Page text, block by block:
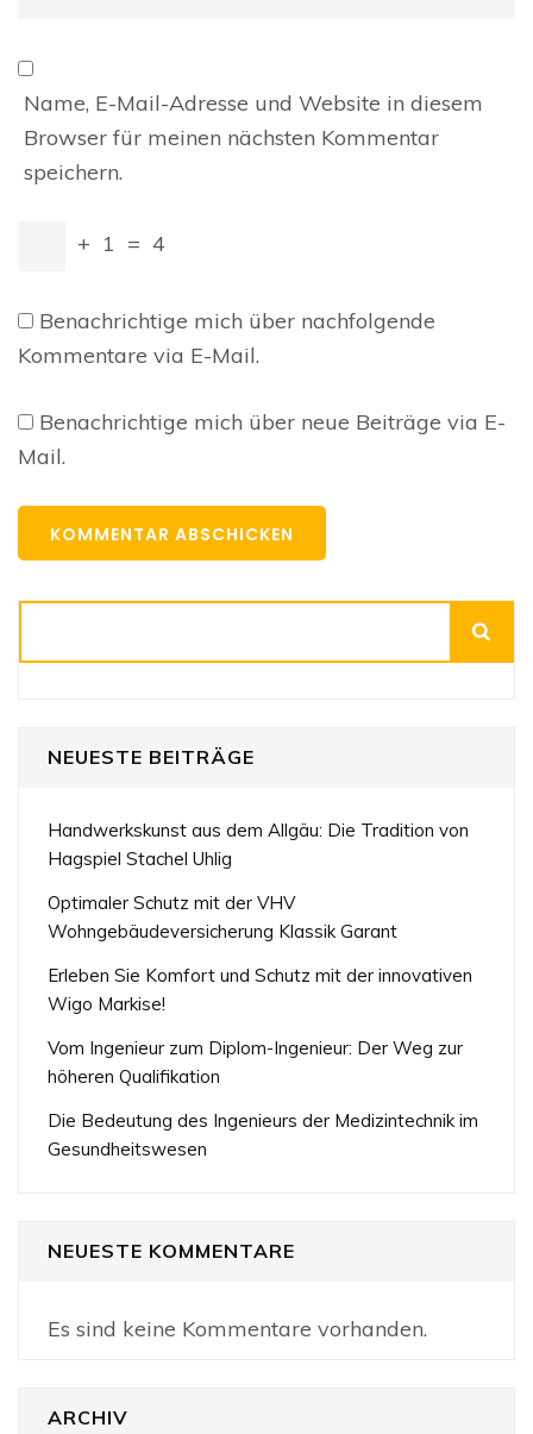
Name, E-Mail-Adresse und Website in diesem
Browser für meinen nächsten Kommentar
speichern.
+ 1 = 4
Benachrichtige mich über nachfolgende
Kommentare via E-Mail.
Benachrichtige mich über neue Beiträge via E-
Mail.
NEUESTE BEITRÄGE
Handwerkskunst aus dem Allgäu: Die Tradition von
Hagspiel Stachel Uhlig
Optimaler Schutz mit der VHV
Wohngebäudeversicherung Klassik Garant
Erleben Sie Komfort und Schutz mit der innovativen
Wigo Markise!
Vom Ingenieur zum Diplom-Ingenieur: Der Weg zur
höheren Qualifikation
Die Bedeutung des Ingenieurs der Medizintechnik im
Gesundheitswesen
NEUESTE KOMMENTARE
Es sind keine Kommentare vorhanden.
ARCHIV